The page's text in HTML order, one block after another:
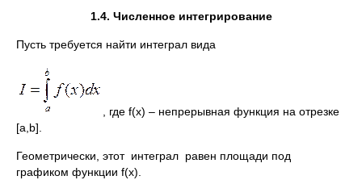
1.4. Численное интегрирование
Пусть требуется найти интеграл вида
, где f(x) – непрерывная функция на отрезке
[a,b].
Геометрически, этот интеграл равен площади под
графиком функции f(x).